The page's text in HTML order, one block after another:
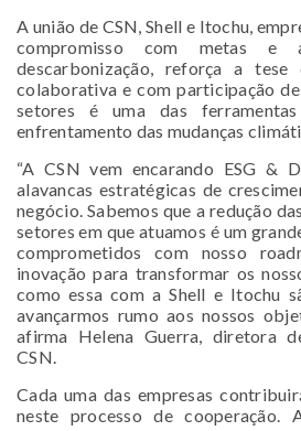
A união de CSN, Shell e Itochu,
compromisso com metas e
descarbonização, reforça a
colaborativa e com participação
setores é uma das
enfrentamento das mudanças
“A CSN vem encarando ESG &
alavancas estratégicas de
negócio. Sabemos que a redução
setores em que atuamos é um
comprometidos com nosso
inovação para transformar os
como essa com a Shell e Itochu
avançarmos rumo aos nossos
afirma Helena Guerra, diretora
CSN.
Cada uma das empresas
neste processo de cooperação.